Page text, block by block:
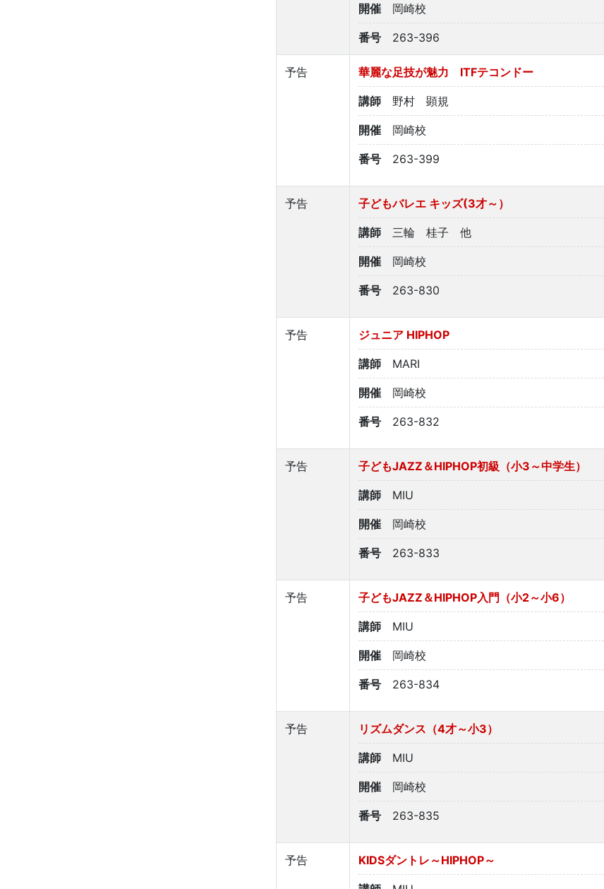
開催 岡崎校
番号 263-396
予告 華麗な足技が魅力 ITFテコンドー
講師 野村 顕規
開催 岡崎校
番号 263-399
予告 子どもバレエ キッズ(3才～）
講師 三輪 桂子 他
開催 岡崎校
番号 263-830
予告 ジュニア HIPHOP
講師 MARI
開催 岡崎校
番号 263-832
予告 子どもJAZZ＆HIPHOP初級（小3～中学生）
講師 MIU
開催 岡崎校
番号 263-833
予告 子どもJAZZ＆HIPHOP入門（小2～小6）
講師 MIU
開催 岡崎校
番号 263-834
予告 リズムダンス（4才～小3）
講師 MIU
開催 岡崎校
番号 263-835
予告 KIDSダントレ～HIPHOP～